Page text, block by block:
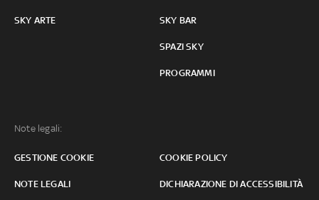
SKY ARTE SKY BAR
SPAZI SKY
PROGRAMMI
Note legali:
GESTIONE COOKIE COOKIE POLICY
NOTE LEGALI DICHIARAZIONE DI ACCESSIBILITÀ